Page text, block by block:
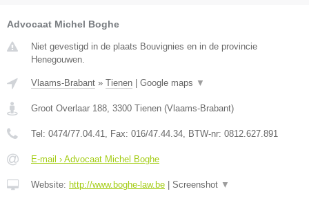
Advocaat Michel Boghe
Niet gevestigd in de plaats Bouvignies en in de provincie
Henegouwen.
Vlaams-Brabant » Tienen | Google maps ▼
Groot Overlaar 188 3300 Tienen (Vlaams-Brabant)
Tel: 0474/77.04.41 , Fax: 016/47.44.34 , BTW-nr: ​0812.627.891
E-mail › Advocaat Michel Boghe
Website: http://www.boghe-law.be | Screenshot ▼